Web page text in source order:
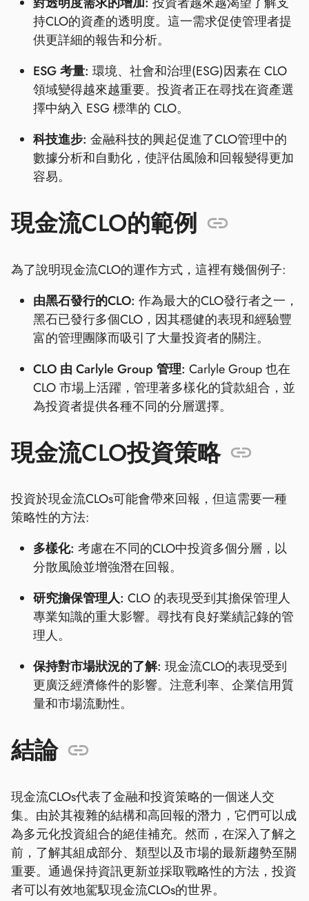
持CLO的資產的透明度。這一需求促使管理者提
供更詳細的報告和分析。
ESG 考量: 環境、社會和治理(ESG)因素在 CLO
領域變得越來越重要。投資者正在尋找在資產選
擇中納入 ESG 標準的 CLO。
科技進步: 金融科技的興起促進了CLO管理中的
數據分析和自動化，使評估風險和回報變得更加
容易。
現金流CLO的範例
為了說明現金流CLO的運作方式，這裡有幾個例子:
由黑石發行的CLO: 作為最大的CLO發行者之一，
黑石已發行多個CLO，因其穩健的表現和經驗豐
富的管理團隊而吸引了大量投資者的關注。
CLO 由 Carlyle Group 管理: Carlyle Group 也在
CLO 市場上活躍，管理著多樣化的貸款組合，並
為投資者提供各種不同的分層選擇。
現金流CLO投資策略
投資於現金流CLOs可能會帶來回報，但這需要一種
策略性的方法:
多樣化: 考慮在不同的CLO中投資多個分層，以
分散風險並增強潛在回報。
研究擔保管理人: CLO 的表現受到其擔保管理人
專業知識的重大影響。尋找有良好業績記錄的管
理人。
保持對市場狀況的了解: 現金流CLO的表現受到
更廣泛經濟條件的影響。注意利率、企業信用質
量和市場流動性。
結論
現金流CLOs代表了金融和投資策略的一個迷人交
集。由於其複雜的結構和高回報的潛力，它們可以成
為多元化投資組合的絕佳補充。然而，在深入了解之
前，了解其組成部分、類型以及市場的最新趨勢至關
重要。通過保持資訊更新並採取戰略性的方法，投資
者可以有效地駕馭現金流CLOs的世界。